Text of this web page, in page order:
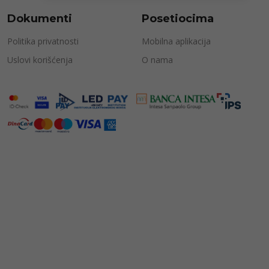
Dokumenti
Politika privatnosti
Uslovi korišćenja
Posetiocima
Mobilna aplikacija
O nama